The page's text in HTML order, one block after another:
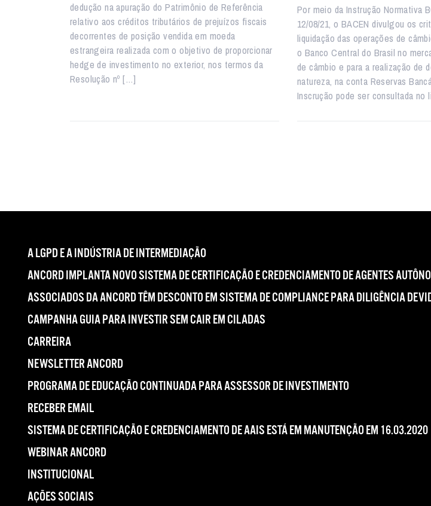
dedução na apuração do Patrimônio de Referência
relativo aos créditos tributários de prejuízos fiscais
decorrentes de posição vendida em moeda
estrangeira realizada com o objetivo de proporcionar
hedge de investimento no exterior, nos termos da
Resolução nº […]
Por meio da Instrução Normativa
12/08/21, o BACEN divulgou os
liquidação das operações de
o Banco Central do Brasil no
de câmbio e para a realização de
natureza, na conta Reservas
Inscrução pode ser consultada no
A LGPD E A INDÚSTRIA DE INTERMEDIAÇÃO
ANCORD IMPLANTA NOVO SISTEMA DE CERTIFICAÇÃO E CREDENCIAMENTO DE AGENTES
ASSOCIADOS DA ANCORD TÊM DESCONTO EM SISTEMA DE COMPLIANCE PARA DILIGÊNCIA
CAMPANHA GUIA PARA INVESTIR SEM CAIR EM CILADAS
CARREIRA
NEWSLETTER ANCORD
PROGRAMA DE EDUCAÇÃO CONTINUADA PARA ASSESSOR DE INVESTIMENTO
RECEBER EMAIL
SISTEMA DE CERTIFICAÇÃO E CREDENCIAMENTO DE AAIS ESTÁ EM MANUTENÇÃO EM 16.03.2020
WEBINAR ANCORD
INSTITUCIONAL
AÇÕES SOCIAIS